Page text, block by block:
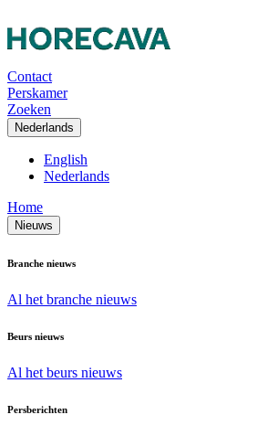
Contact
Perskamer
Zoeken
Nederlands
English
Nederlands
Home
Nieuws
Branche nieuws
Al het branche nieuws
Beurs nieuws
Al het beurs nieuws
Persberichten